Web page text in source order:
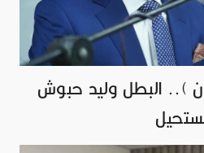
).. البطل وليد حبوش